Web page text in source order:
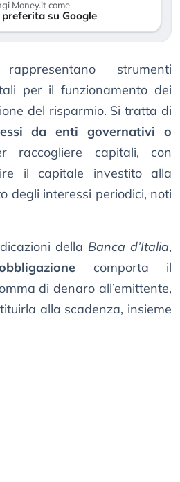
Money.it come
preferita su Google
strumenti
per il funzionamento dei
del risparmio. Si tratta di
da enti governativi o
raccogliere capitali, con
il capitale investito alla
degli interessi periodici, noti
della Banca d’Italia,
comporta il
di denaro all’emittente,
alla scadenza, insieme